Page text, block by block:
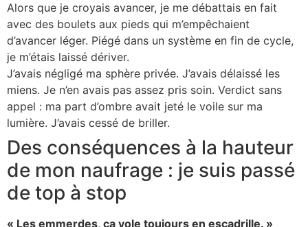
Alors que je croyais avancer, je me débattais en fait
avec des boulets aux pieds qui m’empêchaient
d’avancer léger. Piégé dans un système en fin de cycle,
je m’étais laissé dériver.
J’avais négligé ma sphère privée. J’avais délaissé les
miens. Je n’en avais pas assez pris soin. Verdict sans
appel : ma part d’ombre avait jeté le voile sur ma
lumière. J’avais cessé de briller.
Des conséquences à la hauteur
de mon naufrage : je suis passé
de top à stop
« Les emmerdes, ça vole toujours en escadrille. »